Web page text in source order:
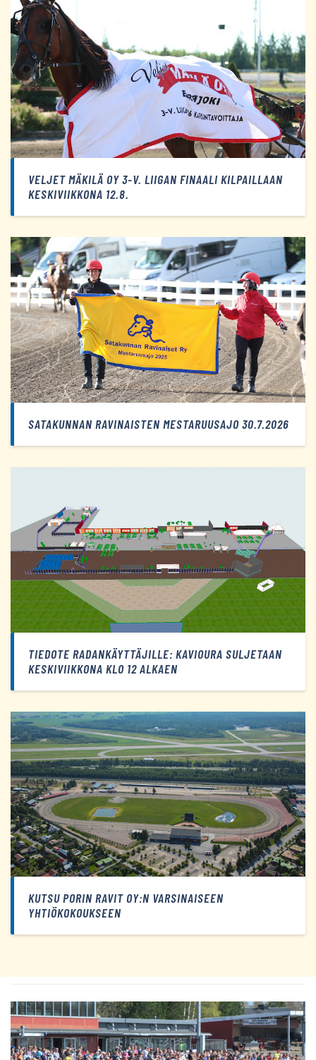
VELJET MÄKILÄ OY 3-V. LIIGAN FINAALI KILPAILLAAN
KESKIVIIKKONA 12.8.
SATAKUNNAN RAVINAISTEN MESTARUUSAJO 30.7.2026
TIEDOTE RADANKÄYTTÄJILLE: KAVIOURA SULJETAAN
KESKIVIIKKONA KLO 12 ALKAEN
KUTSU PORIN RAVIT OY:N VARSINAISEEN
YHTIÖKOKOUKSEEN